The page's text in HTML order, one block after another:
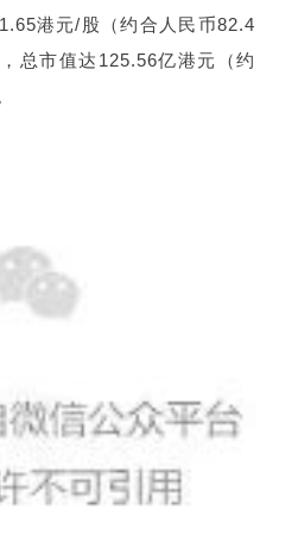
港元/股（约合人民币82.4
总市值达125.56亿港元（约